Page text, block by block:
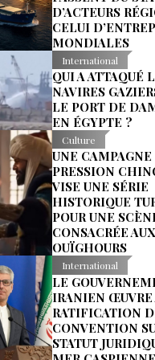
D’ACTEURS
CELUI
MONDIALES
International
QUI A ATTAQUÉ
NAVIRES
LE PORT DE
EN ÉGYPTE ?
Culture
UNE CAMPAGNE
PRESSION
VISE UNE SÉRIE
HISTORIQUE
POUR UNE
CONSACRÉE AUX
OUÏGHOURS
International
LE
IRANIEN ŒUVRE
RATIFICATION
CONVENTION
STATUT